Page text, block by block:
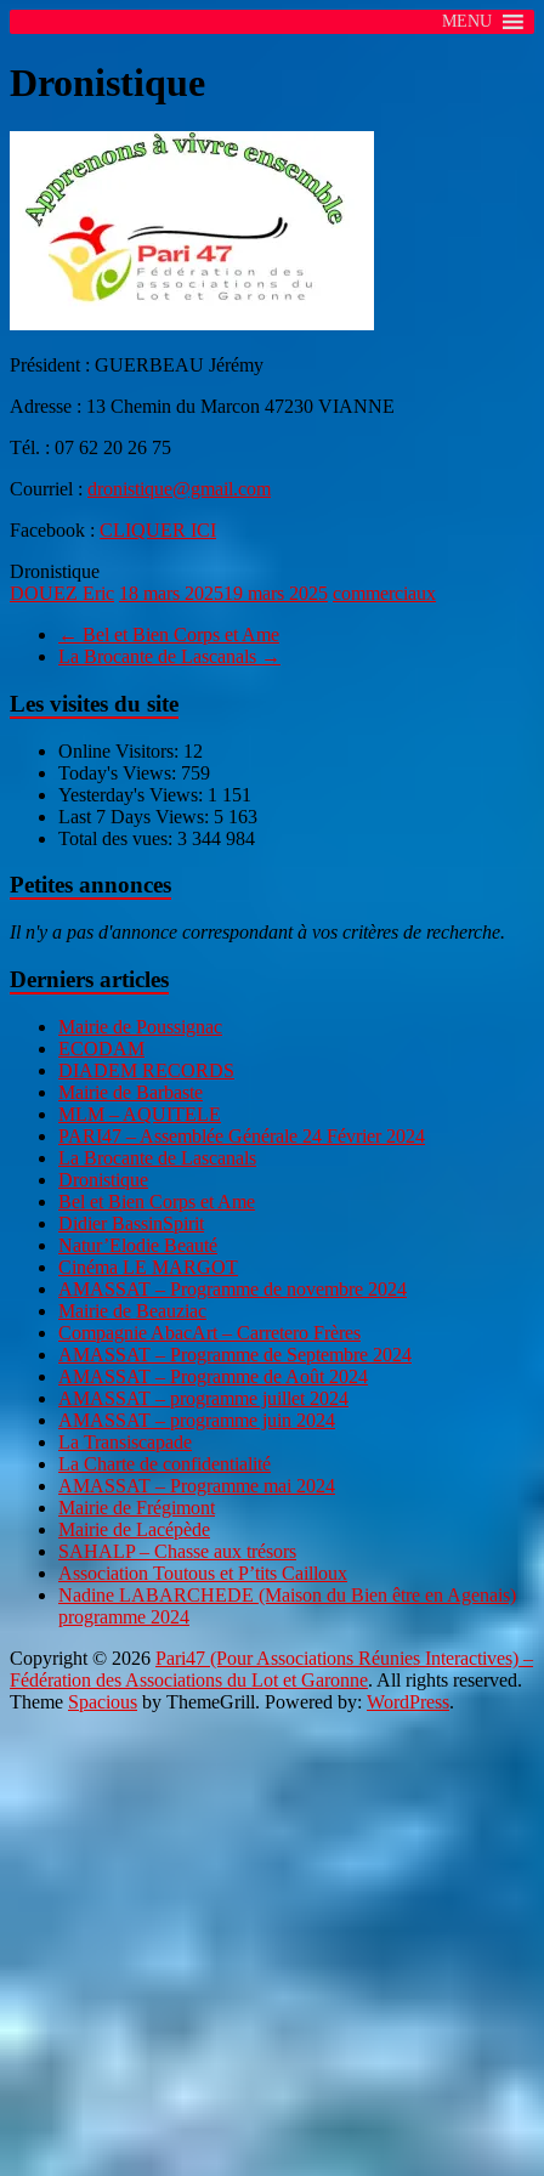
MENU
Dronistique
Président : GUERBEAU Jérémy
Adresse : 13 Chemin du Marcon 47230 VIANNE
Tél. : 07 62 20 26 75
Courriel : dronistique@gmail.com
Facebook : CLIQUER ICI
Dronistique
DOUEZ Eric 18 mars 202519 mars 2025 commerciaux
← Bel et Bien Corps et Ame
La Brocante de Lascanals →
Les visites du site
Online Visitors: 12
Today's Views: 759
Yesterday's Views: 1 151
Last 7 Days Views: 5 163
Total des vues: 3 344 984
Petites annonces
Il n'y a pas d'annonce correspondant à vos critères de recherche.
Derniers articles
Mairie de Poussignac
ECODAM
DIADEM RECORDS
Mairie de Barbaste
MLM – AQUITELE
PARI47 – Assemblée Générale 24 Février 2024
La Brocante de Lascanals
Dronistique
Bel et Bien Corps et Ame
Didier BassinSpirit
Natur’Elodie Beauté
Cinéma LE MARGOT
AMASSAT – Programme de novembre 2024
Mairie de Beauziac
Compagnie AbacArt – Carretero Frères
AMASSAT – Programme de Septembre 2024
AMASSAT – Programme de Août 2024
AMASSAT – programme juillet 2024
AMASSAT – programme juin 2024
La Transiscapade
La Charte de confidentialité
AMASSAT – Programme mai 2024
Mairie de Frégimont
Mairie de Lacépède
SAHALP – Chasse aux trésors
Association Toutous et P’tits Cailloux
Nadine LABARCHEDE (Maison du Bien être en Agenais)
programme 2024
Copyright © 2026 Pari47 (Pour Associations Réunies Interactives) –
Fédération des Associations du Lot et Garonne. All rights reserved.
Theme Spacious by ThemeGrill. Powered by: WordPress.